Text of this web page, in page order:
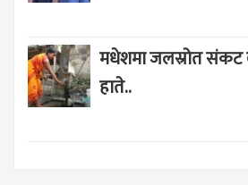
मधेशमा जलस्रोत संकट
हाते..